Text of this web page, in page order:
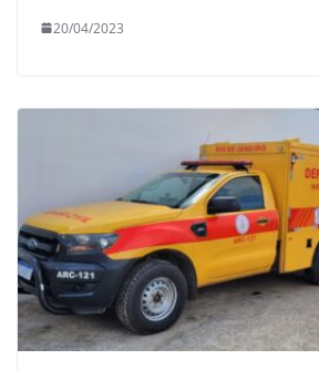
20/04/2023